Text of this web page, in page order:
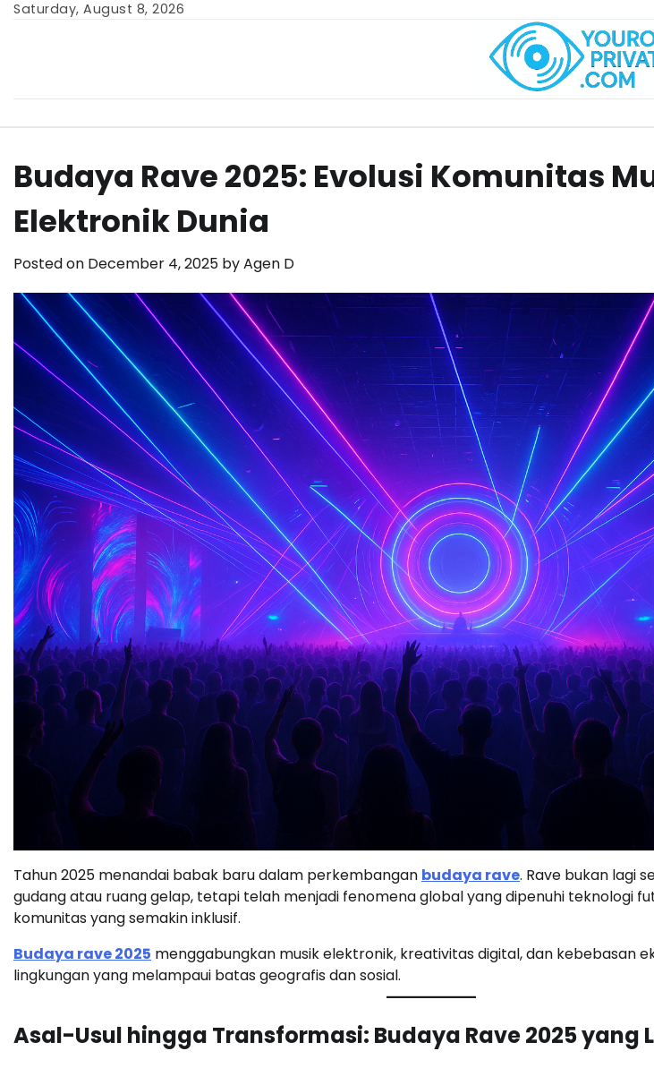
SkipSaturday, August 8, 2026
Budaya Rave 2025: Evolusi Komunitas
Elektronik Dunia
Posted on December 4, 2025 byAgen D
Tahun 2025 menandai babak baru dalam perkembangan budaya rave. Rave bukan lagi
gudang atau ruang gelap, tetapi telah menjadi fenomena global yang dipenuhi teknologi
komunitas yang semakin inklusif.
Budaya rave 2025 menggabungkan musik elektronik, kreativitas digital, dan kebebasan
lingkungan yang melampaui batas geografis dan sosial.
Asal-Usul hingga Transformasi: Budaya Rave 2025 yang